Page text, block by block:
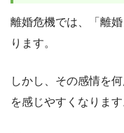
離婚危機では、「離
ります。
しかし、その感情を
を感じやすくなります